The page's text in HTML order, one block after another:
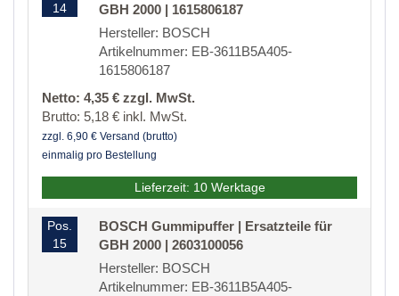
14
GBH 2000 | 1615806187
Hersteller: BOSCH
Artikelnummer: EB-3611B5A405-
1615806187
Netto: 4,35 € zzgl. MwSt.
Brutto: 5,18 € inkl. MwSt.
zzgl. 6,90 € Versand (brutto)
einmalig pro Bestellung
Lieferzeit: 10 Werktage
Pos.
15
BOSCH Gummipuffer | Ersatzteile für
GBH 2000 | 2603100056
Hersteller: BOSCH
Artikelnummer: EB-3611B5A405-